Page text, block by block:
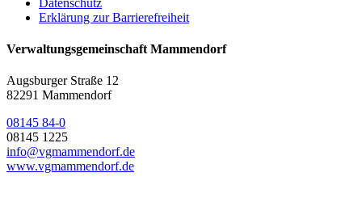
Datenschutz
Erklärung zur Barrierefreiheit
Verwaltungsgemeinschaft Mammendorf
Augsburger Straße 12
82291 Mammendorf
08145 84-0
08145 1225
info@vgmammendorf.de
www.vgmammendorf.de